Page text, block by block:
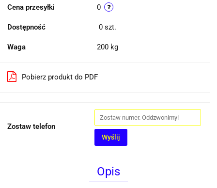
Cena przesyłki 0
Dostępność 0 szt.
Waga 200 kg
Pobierz produkt do PDF
Zostaw telefon
Wyślij
Opis